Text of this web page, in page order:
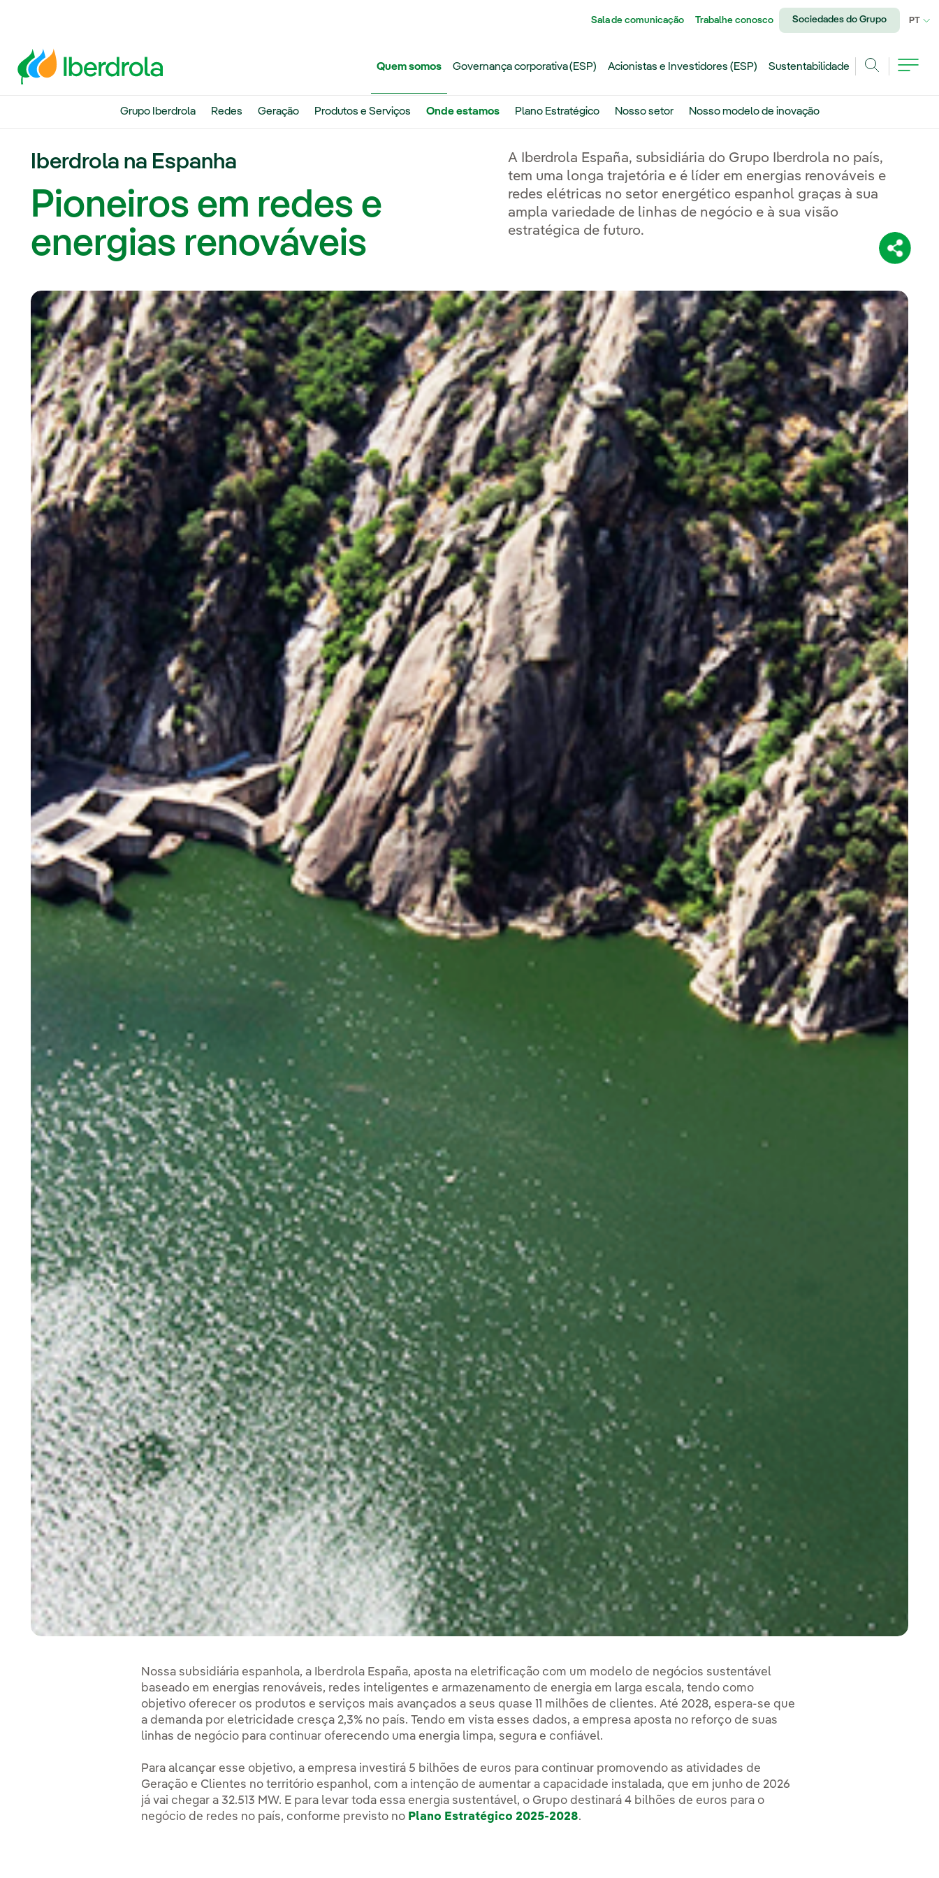
Sala de comunicação Trabalhe conosco Sociedades do Grupo PT
Quem somos Governança corporativa (ESP) Acionistas e Investidores (ESP)
Sustentabilidade
Grupo Iberdrola Redes Geração Produtos e Serviços Onde estamos Plano Estratégico Nosso setor Nosso modelo de inovação
Iberdrola na Espanha
Pioneiros em redes e
energias renováveis
A Iberdrola España, subsidiária do Grupo Iberdrola no país,
tem uma longa trajetória e é líder em energias renováveis e
redes elétricas no setor energético espanhol graças à sua
ampla variedade de linhas de negócio e à sua visão
estratégica de futuro.
Nossa subsidiária espanhola, a Iberdrola España, aposta na eletrificação com um modelo de negócios sustentável
baseado em energias renováveis, redes inteligentes e armazenamento de energia em larga escala, tendo como
objetivo oferecer os produtos e serviços mais avançados a seus quase 11 milhões de clientes. Até 2028, espera-se que
a demanda por eletricidade cresça 2,3% no país. Tendo em vista esses dados, a empresa aposta no reforço de suas
linhas de negócio para continuar oferecendo uma energia limpa, segura e confiável.
Para alcançar esse objetivo, a empresa investirá 5 bilhões de euros para continuar promovendo as atividades de
Geração e Clientes no território espanhol, com a intenção de aumentar a capacidade instalada, que em junho de 2026
já vai chegar a 32.513 MW. E para levar toda essa energia sustentável, o Grupo destinará 4 bilhões de euros para o
negócio de redes no país, conforme previsto no Plano Estratégico 2025-2028.